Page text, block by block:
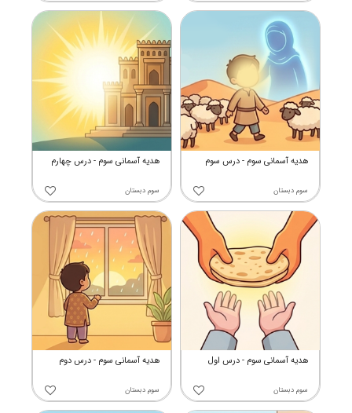
هدیه آسمانی سوم - درس چهارم
سوم دبستان
هدیه آسمانی سوم - درس سوم
سوم دبستان
هدیه آسمانی سوم - درس دوم
سوم دبستان
هدیه آسمانی سوم - درس اول
سوم دبستان